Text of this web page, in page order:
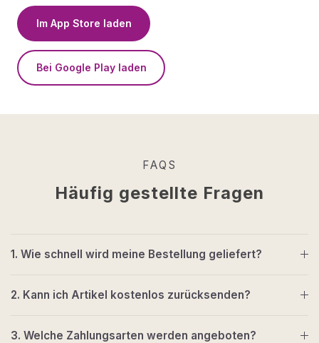
Im App Store laden
Bei Google Play laden
FAQS
Häufig gestellte Fragen
1. Wie schnell wird meine Bestellung geliefert?
2. Kann ich Artikel kostenlos zurücksenden?
3. Welche Zahlungsarten werden angeboten?